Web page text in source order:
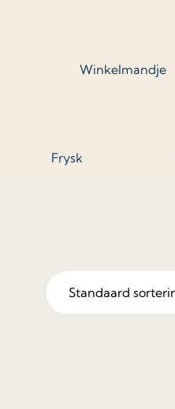
Winkelmandje
Frysk